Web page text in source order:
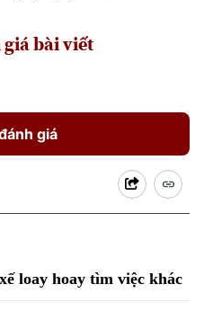
giá bài viết
giá
loay hoay tìm việc khác